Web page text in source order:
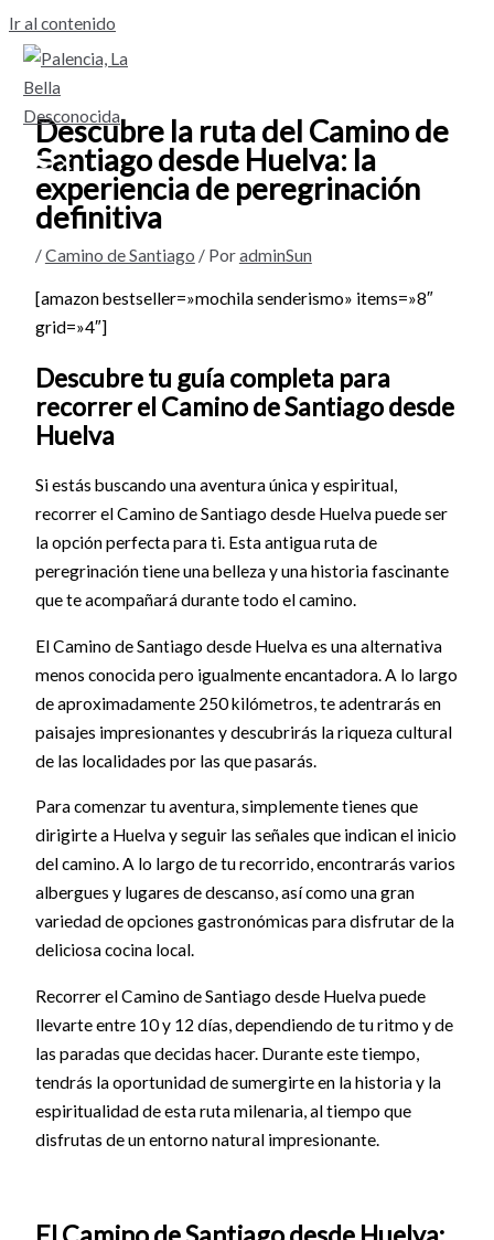
Ir al contenido
Descubre la ruta del Camino de
Santiago desde Huelva: la
experiencia de peregrinación
definitiva
/Camino de Santiago / PoradminSun
[amazon bestseller=»mochila senderismo» items=»8″
grid=»4″]
Descubre tu guía completa para
recorrer el Camino de Santiago desde
Huelva
Si estás buscando una aventura única y espiritual,
recorrer el Camino de Santiago desde Huelva puede ser
la opción perfecta para ti. Esta antigua ruta de
peregrinación tiene una belleza y una historia fascinante
que te acompañará durante todo el camino.
El Camino de Santiago desde Huelva es una alternativa
menos conocida pero igualmente encantadora. A lo largo
de aproximadamente 250 kilómetros, te adentrarás en
paisajes impresionantes y descubrirás la riqueza cultural
de las localidades por las que pasarás.
Para comenzar tu aventura, simplemente tienes que
dirigirte a Huelva y seguir las señales que indican el inicio
del camino. A lo largo de tu recorrido, encontrarás varios
albergues y lugares de descanso, así como una gran
variedad de opciones gastronómicas para disfrutar de la
deliciosa cocina local.
Recorrer el Camino de Santiago desde Huelva puede
llevarte entre 10 y 12 días, dependiendo de tu ritmo y de
las paradas que decidas hacer. Durante este tiempo,
tendrás la oportunidad de sumergirte en la historia y la
espiritualidad de esta ruta milenaria, al tiempo que
disfrutas de un entorno natural impresionante.